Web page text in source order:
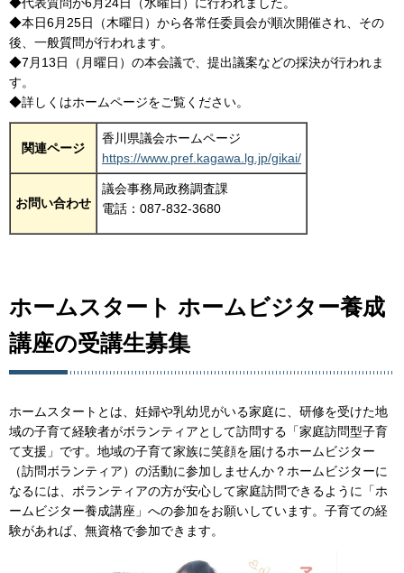
◆本日6月25日（木曜日）から各常任委員会が順次開催され、その
後、一般質問が行われます。
◆7月13日（月曜日）の本会議で、提出議案などの採決が行われま
す。
◆詳しくはホームページをご覧ください。
関連ページ
香川県議会ホームページ
https://www.pref.kagawa.lg.jp/gikai/
お問い合わせ
議会事務局政務調査課
電話：087-832-3680
ホームスタート ホームビジター養成
講座の受講生募集
ホームスタートとは、妊婦や乳幼児がいる家庭に、研修を受けた地
域の子育て経験者がボランティアとして訪問する「家庭訪問型子育
て支援」です。地域の子育て家族に笑顔を届けるホームビジター
（訪問ボランティア）の活動に参加しませんか？ホームビジターに
なるには、ボランティアの方が安心して家庭訪問できるように「ホ
ームビジター養成講座」への参加をお願いしています。子育ての経
験があれば、無資格で参加できます。